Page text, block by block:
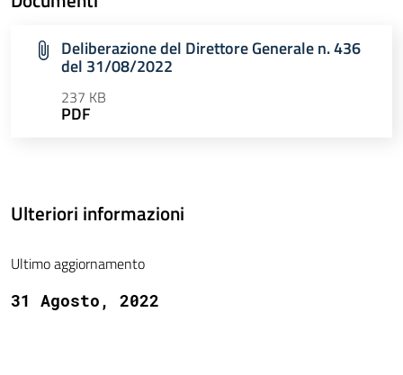
Deliberazione del Direttore Generale n. 436
del 31/08/2022
237 KB
PDF
Ulteriori informazioni
Ultimo aggiornamento
31 Agosto, 2022